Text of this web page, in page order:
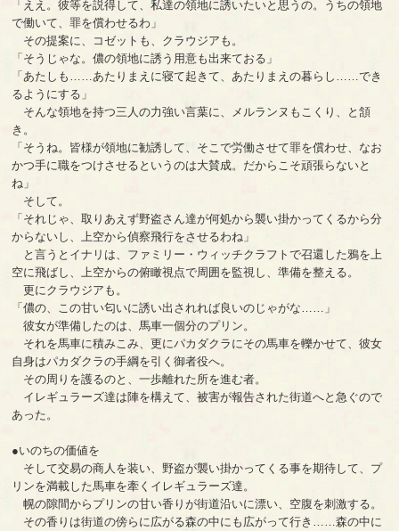
「ええ。彼等を説得して、私達の領地に誘いたいと思うの。うちの領地
で働いて、罪を償わせるわ」
その提案に、コゼットも、クラウジアも。
「そうじゃな。儂の領地に誘う用意も出来ておる」
「あたしも……あたりまえに寝て起きて、あたりまえの暮らし……でき
るようにする」
そんな領地を持つ三人の力強い言葉に、メルランヌもこくり、と頷
き。
「そうね。皆様が領地に勧誘して、そこで労働させて罪を償わせ、なお
かつ手に職をつけさせるというのは大賛成。だからこそ頑張らないと
ね」
そして。
「それじゃ、取りあえず野盗さん達が何処から襲い掛かってくるから分
からないし、上空から偵察飛行をさせるわね」
と言うとイナリは、ファミリー・ウィッチクラフトで召還した鴉を上
空に飛ばし、上空からの俯瞰視点で周囲を監視し、準備を整える。
更にクラウジアも。
「儂の、この甘い匂いに誘い出されれば良いのじゃがな……」
彼女が準備したのは、馬車一個分のプリン。
それを馬車に積みこみ、更にパカダクラにその馬車を轢かせて、彼女
自身はパカダクラの手綱を引く御者役へ。
その周りを護るのと、一歩離れた所を進む者。
イレギュラーズ達は陣を構えて、被害が報告された街道へと急ぐので
あった。
●いのちの価値を
そして交易の商人を装い、野盗が襲い掛かってくる事を期待して、プ
リンを満載した馬車を牽くイレギュラーズ達。
幌の隙間からプリンの甘い香りが街道沿いに漂い、空腹を刺激する。
その香りは街道の傍らに広がる森の中にも広がって行き……森の中に